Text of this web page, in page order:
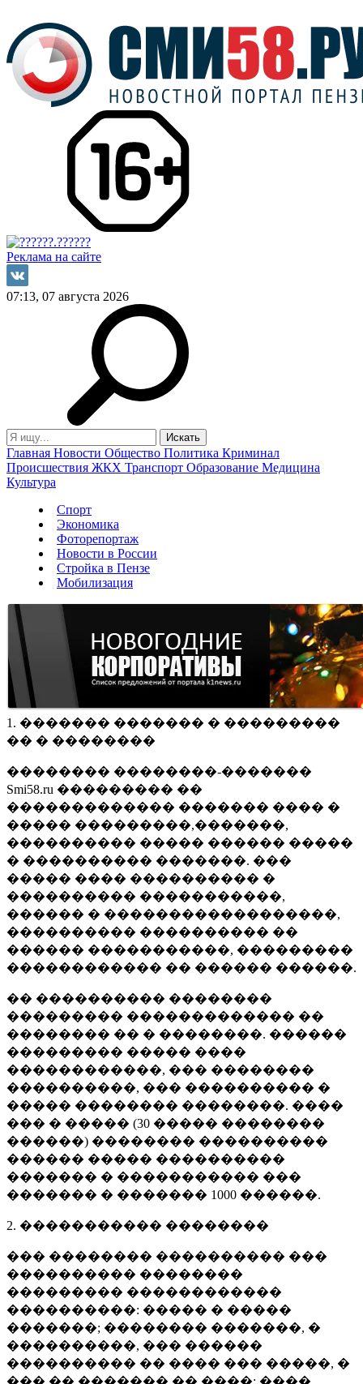
Реклама на сайте
07:13, 07 августа 2026
Главная Новости Общество Политика Криминал
Происшествия ЖКХ Транспорт Образование Медицина
Культура
Спорт
Экономика
Фоторепортаж
Новости в России
Стройка в Пензе
Мобилизация
1. ������� ������� � ���������
�� � ��������
�������� ��������-�������
Smi58.ru ��������� ��
������������� ������� ���� �
����� ���������,�������,
���������� ����� ������ �����
� ���������� �������. ���
����� ���� ���������� �
���������� �����������,
������ � ������������������,
���������� ���������� ��
������ �����������, ���������
������������ �� ������ ������.
�� ���������� ��������
��������� ������������� ��
�������� �� � ��������. ������
��������� ����� ����
������������, ��� ��������
����������, ��� ���������� �
����� �������� ��������. ����
��� � ����� (30 ����� ��������
������) �������� ����������
������ ����� ����������
������� � ����������� ���
������� � ������� 1000 ������.
2. ����������� ��������
��� �������� ���������� ���
���������� ��������
��������� ������������
����������: ����� � �����
�������; �������� �������, �
����������, ��� ������
���������� �� ���� ��� �����, �
��� �� ������� �� ����; ����